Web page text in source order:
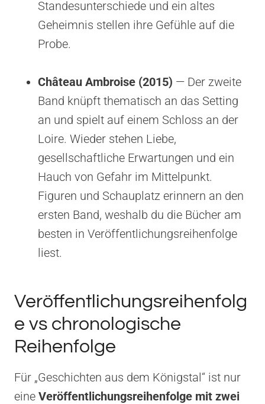
Standesunterschiede und ein altes
Geheimnis stellen ihre Gefühle auf die
Probe.
Château Ambroise (2015) — Der zweite
Band knüpft thematisch an das Setting
an und spielt auf einem Schloss an der
Loire. Wieder stehen Liebe,
gesellschaftliche Erwartungen und ein
Hauch von Gefahr im Mittelpunkt.
Figuren und Schauplatz erinnern an den
ersten Band, weshalb du die Bücher am
besten in Veröffentlichungsreihenfolge
liest.
Veröffentlichungsreihenfolg
e vs chronologische
Reihenfolge
Für „Geschichten aus dem Königstal“ ist nur
eine Veröffentlichungsreihenfolge mit zwei